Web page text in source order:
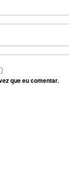
que eu comentar.